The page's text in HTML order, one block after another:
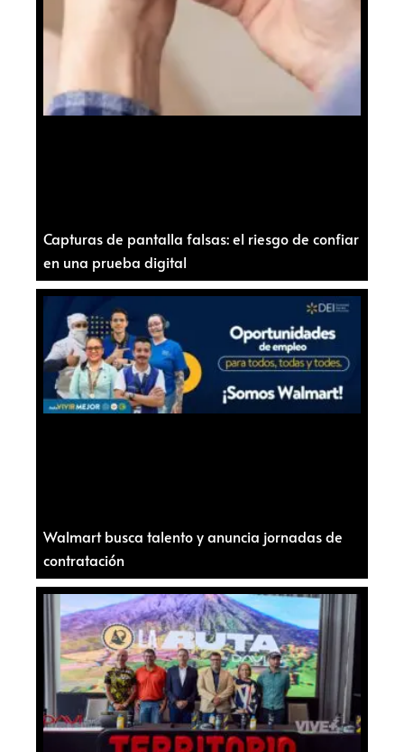
Capturas de pantalla falsas: el riesgo de confiar
en una prueba digital
Walmart busca talento y anuncia jornadas de
contratación